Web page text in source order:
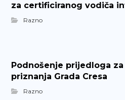
za certificiranog vodiča
Razno
Podnošenje prijedloga
priznanja Grada Cresa
Razno